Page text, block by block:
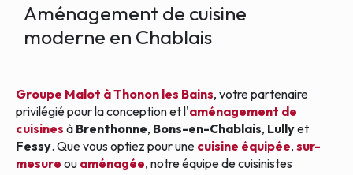
Aménagement de cuisine
moderne en Chablais
Groupe Malot à Thonon les Bains, votre partenaire
privilégié pour la conception et l'aménagement de
cuisines à Brenthonne, Bons-en-Chablais, Lullyet
Fessy. Que vous optiez pour une cuisine équipée, sur-
mesure ou aménagée, notre équipe de cuisinistes